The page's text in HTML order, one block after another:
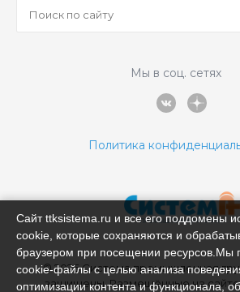
Мы в соц. сетях
Политика
© 2026 Система промышленная
защищены. Размещённые на сайте
Сайт ttksistema.ru и все его поддомены
cookie, которые сохраняются и
браузером при посещении ресурсов.Мы
cookie‑файлы с целью анализа
оптимизации контента и функционала,